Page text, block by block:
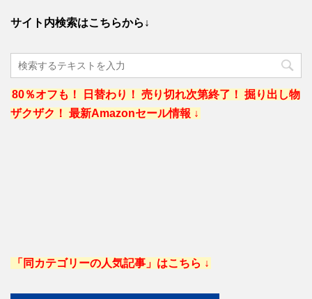
サイト内検索はこちらから↓
80％オフも！ 日替わり！ 売り切れ次第終了！ 掘り出し物
ザクザク！ 最新Amazonセール情報 ↓
「同カテゴリーの人気記事」はこちら ↓